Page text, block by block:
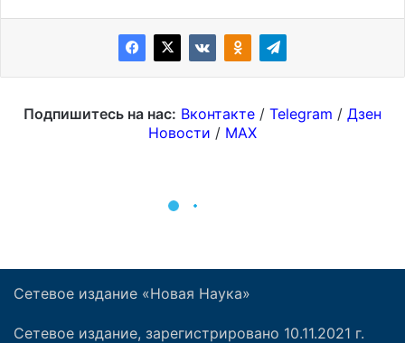
Сетевое издание «Новая Наука»
Сетевое издание, зарегистрировано 10.11.2021 г.